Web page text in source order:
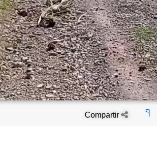
Compartir